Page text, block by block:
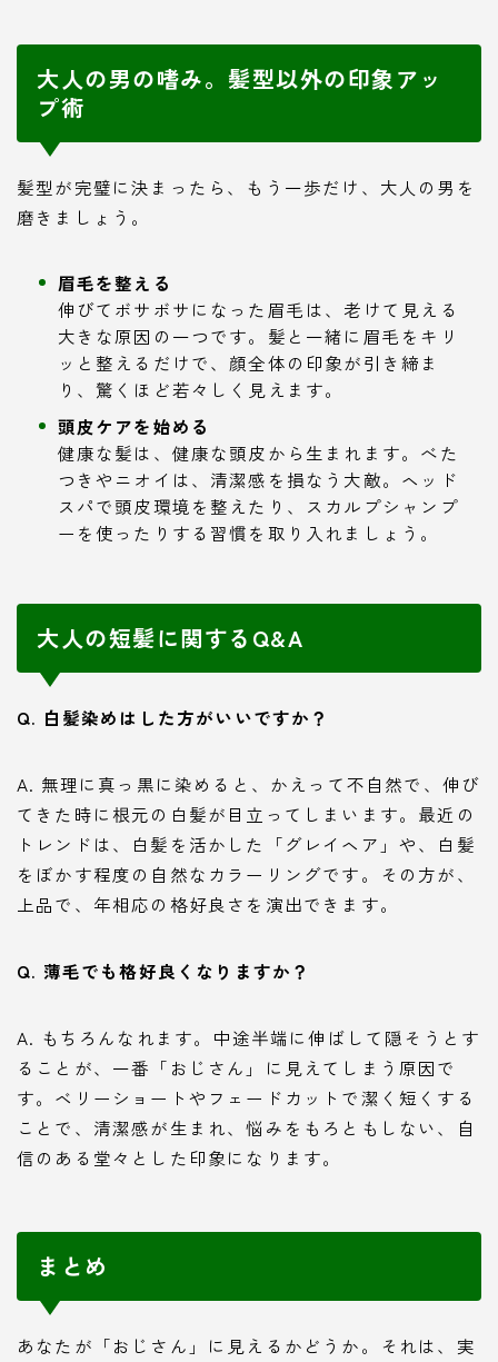
大人の男の嗜み。髪型以外の印象アッ
プ術
髪型が完璧に決まったら、もう一歩だけ、大人の男を
磨きましょう。
眉毛を整える
伸びてボサボサになった眉毛は、老けて見える
大きな原因の一つです。髪と一緒に眉毛をキリ
ッと整えるだけで、顔全体の印象が引き締ま
り、驚くほど若々しく見えます。
頭皮ケアを始める
健康な髪は、健康な頭皮から生まれます。べた
つきやニオイは、清潔感を損なう大敵。ヘッド
スパで頭皮環境を整えたり、スカルプシャンプ
ーを使ったりする習慣を取り入れましょう。
大人の短髪に関するQ&A
Q. 白髪染めはした方がいいですか？
A. 無理に真っ黒に染めると、かえって不自然で、伸び
てきた時に根元の白髪が目立ってしまいます。最近の
トレンドは、白髪を活かした「グレイヘア」や、白髪
をぼかす程度の自然なカラーリングです。その方が、
上品で、年相応の格好良さを演出できます。
Q. 薄毛でも格好良くなりますか？
A. もちろんなれます。中途半端に伸ばして隠そうとす
ることが、一番「おじさん」に見えてしまう原因で
す。ベリーショートやフェードカットで潔く短くする
ことで、清潔感が生まれ、悩みをもろともしない、自
信のある堂々とした印象になります。
まとめ
あなたが「おじさん」に見えるかどうか。それは、実